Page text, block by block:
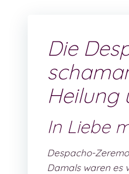
Die
Heilung
In Liebe
Despacho-
Damals waren es